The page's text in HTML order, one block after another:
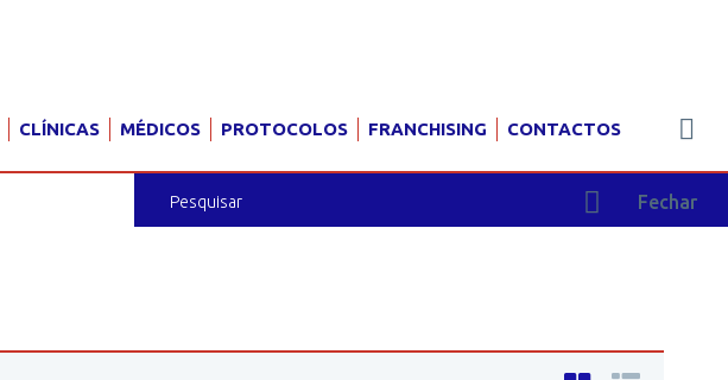
Fechar
CLÍNICAS MÉDICOS PROTOCOLOS FRANCHISING CONTACTOS